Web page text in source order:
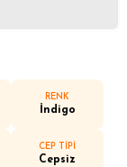
RENK
İndigo
CEP TİPİ
Cepsiz